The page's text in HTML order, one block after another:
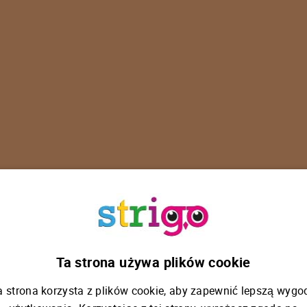
Ups!
Ta strona używa plików cookie
strona korzysta z plików cookie, aby zapewnić lepszą